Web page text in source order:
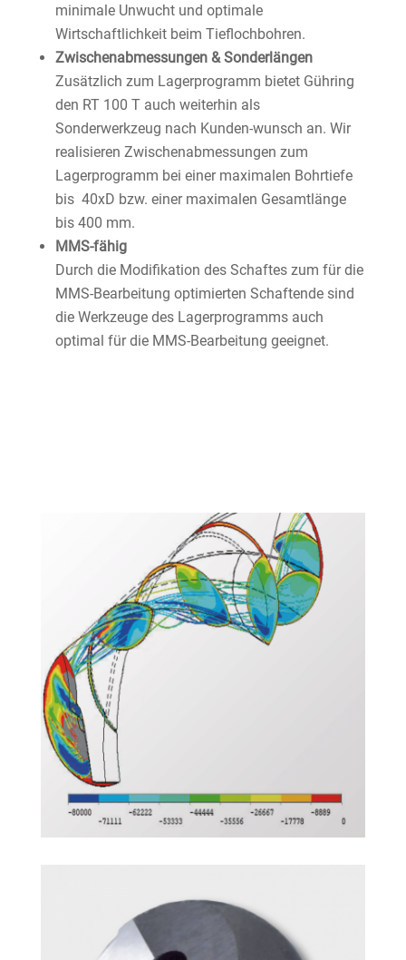
minimale Unwucht und optimale
Wirtschaftlichkeit beim Tieflochbohren.
Zwischenabmessungen & Sonderlängen
Zusätzlich zum Lagerprogramm bietet Gühring
den RT 100 T auch weiterhin als
Sonderwerkzeug nach Kunden-wunsch an. Wir
realisieren Zwischenabmessungen zum
Lagerprogramm bei einer maximalen Bohrtiefe
bis 40xD bzw. einer maximalen Gesamtlänge
bis 400 mm.
MMS-fähig
Durch die Modifikation des Schaftes zum für die
MMS-Bearbeitung optimierten Schaftende sind
die Werkzeuge des Lagerprogramms auch
optimal für die MMS-Bearbeitung geeignet.